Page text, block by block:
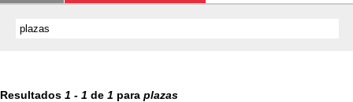
Resultados 1 - 1 de 1 para plazas